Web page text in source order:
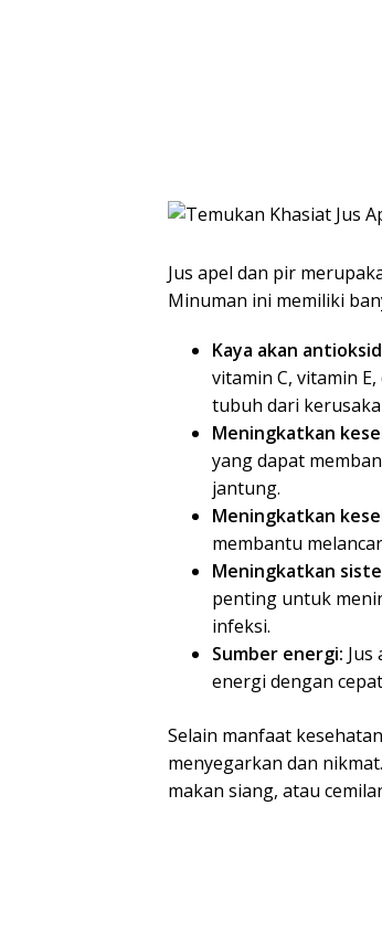
Jus apel dan pir
Minuman ini memiliki
Kaya akan
vitamin C, vitamin
tubuh dari
Meningkatkan
yang dapat
jantung.
Meningkatkan
membantu
Meningkatkan
penting untuk
infeksi.
Sumber energi:
energi dengan
Selain manfaat
menyegarkan dan
makan siang, atau